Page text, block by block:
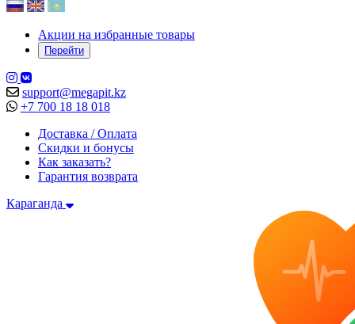
Акции на избранные товары
Перейти
support@megapit.kz
+7 700 18 18 018
Доставка / Оплата
Скидки и бонусы
Как заказать?
Гарантия возврата
Караганда